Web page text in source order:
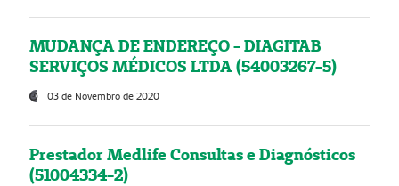
MUDANÇA DE ENDEREÇO - DIAGITAB
SERVIÇOS MÉDICOS LTDA (54003267-5)
03 de Novembro de 2020
Prestador Medlife Consultas e Diagnósticos
(51004334-2)